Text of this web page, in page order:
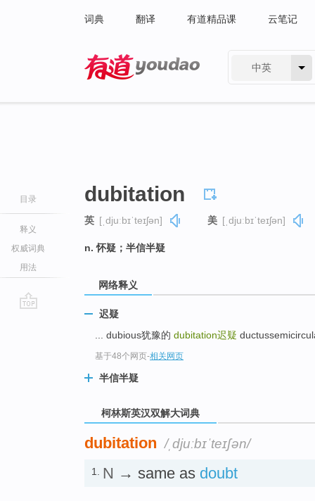
词典 翻译 有道精品课 云笔记
中英
目录
释义
权威词典
用法
dubitation
英 [ˌdjuːbɪˈteɪʃən] 美 [ˌdjuːbɪˈteɪʃən]
n. 怀疑；半信半疑
网络释义
迟疑
... dubious犹豫的 dubitation迟疑
基于48个网页-相关网页
半信半疑
柯林斯英汉双解大词典
dubitation /ˌdjuːbɪˈteɪʃən/
1. N → same as doubt